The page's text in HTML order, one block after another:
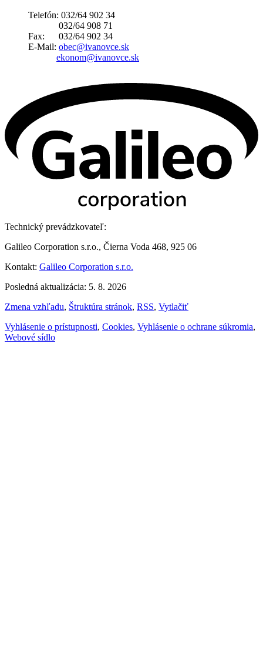
Telefón: 032/64 902 34
032/64 908 71
Fax: 032/64 902 34
E-Mail: obec@ivanovce.sk
ekonom@ivanovce.sk
Technický prevádzkovateľ:
Galileo Corporation s.r.o., Čierna Voda 468, 925 06
Kontakt: Galileo Corporation s.r.o.
Posledná aktualizácia: 5. 8. 2026
Zmena vzhľadu, Štruktúra stránok, RSS, Vytlačiť
Vyhlásenie o prístupnosti, Cookies, Vyhlásenie o ochrane súkromia,
Webové sídlo